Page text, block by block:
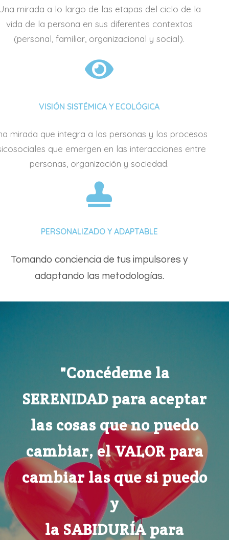
mirada a lo largo de las etapas del ciclo de la
vida de la persona en sus diferentes contextos
(personal, familiar, organizacional y social).
VISIÓN SISTÉMICA Y ECOLÓGICA
mirada que integra a las personas y los procesos
que emergen en las interacciones entre
personas, organización y sociedad.
PERSONALIZADO Y ADAPTABLE
Tomando conciencia de tus impulsores y
adaptando las metodologías.
"Concédeme la
SERENIDAD para aceptar
las cosas que no puedo
cambiar, el VALOR para
cambiar las que si puedo
y
la SABIDURÍA para